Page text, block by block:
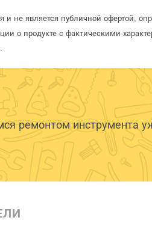
не является публичной офертой,
о продукте с фактическими
ремонтом инструмента